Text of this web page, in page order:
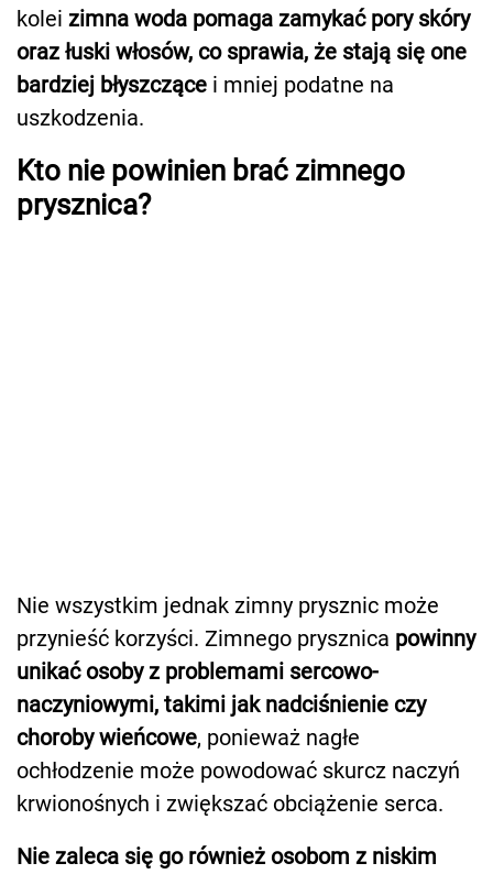
kolei zimna woda pomaga zamykać pory skóry
oraz łuski włosów, co sprawia, że stają się one
bardziej błyszczące i mniej podatne na
uszkodzenia.
Kto nie powinien brać zimnego
prysznica?
Nie wszystkim jednak zimny prysznic może
przynieść korzyści. Zimnego prysznica powinny
unikać osoby z problemami sercowo-
naczyniowymi, takimi jak nadciśnienie czy
choroby wieńcowe, ponieważ nagłe
ochłodzenie może powodować skurcz naczyń
krwionośnych i zwiększać obciążenie serca.
Nie zaleca się go również osobom z niskim